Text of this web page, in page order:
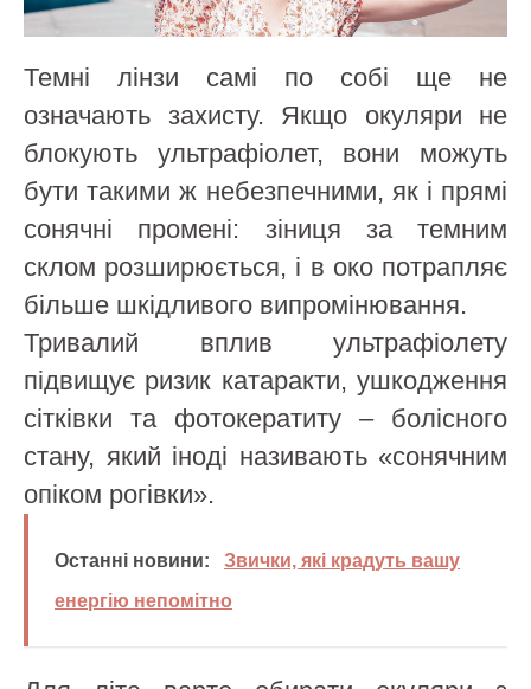
Темні лінзи самі по собі ще не
означають захисту. Якщо окуляри не
блокують ультрафіолет, вони можуть
бути такими ж небезпечними, як і прямі
сонячні промені: зіниця за темним
склом розширюється, і в око потрапляє
більше шкідливого випромінювання.
Тривалий вплив ультрафіолету
підвищує ризик катаракти, ушкодження
сітківки та фотокератиту – болісного
стану, який іноді називають «сонячним
опіком рогівки».
Останні новини:
Звички, які крадуть вашу
енергію непомітно